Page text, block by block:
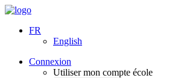
FR
English
Connexion
Utiliser mon compte école